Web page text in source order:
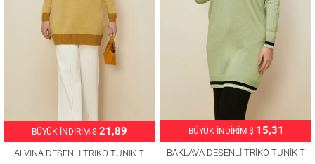
BÜYÜK İNDİRİM $ 21,89
ALVİNA DESENLİ TRİKO TUNİK T
BÜYÜK İNDİRİM $ 15,31
BAKLAVA DESENLİ TRİKO TUNİK T